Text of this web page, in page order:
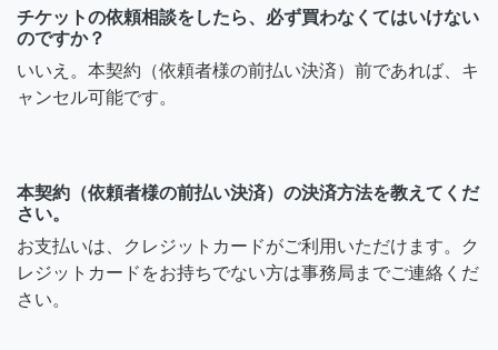
チケットの依頼相談をしたら、必ず買わなくてはいけない
のですか？
いいえ。本契約（依頼者様の前払い決済）前であれば、キ
ャンセル可能です。
本契約（依頼者様の前払い決済）の決済方法を教えてくだ
さい。
お支払いは、クレジットカードがご利用いただけます。ク
レジットカードをお持ちでない方は事務局までご連絡くだ
さい。